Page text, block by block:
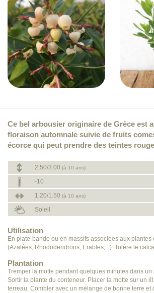
Ce bel arbousier originaire de Grèce est
floraison automnale suivie de fruits
écorce qui peut prendre des teintes
2.50/3.00 (à 10 ans)
-10
1.20/1.50 (à 10 ans)
Soleil
Utilisation
En plate-bande ou en massifs associées aux plantes
(Azalées, Rhododendrons, Erables,...). Tolère le
Plantation
Tremper la motte pendant quelques minutes dans
Sortir la plante du conteneur. Placer la motte sur un
terreau. Combler avec un mélange de bonne terre et